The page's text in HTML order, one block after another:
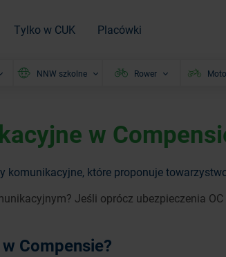
Tylko w CUK Placówki
NNW szkolne Rower
w
które proponuje
Jeśli oprócz ubezpieczenia
Compensie?